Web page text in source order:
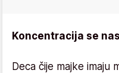
Koncentracija se
Deca čije majke imaju